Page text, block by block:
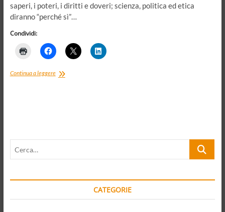
saperi, i poteri, i diritti e doveri; scienza, politica ed etica
diranno “perché sì”…
Condividi:
Continua a leggereTrappole
Cerca…
CATEGORIE